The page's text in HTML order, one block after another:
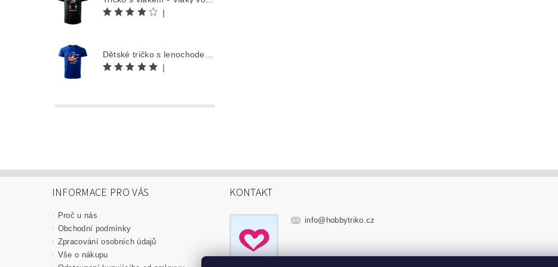
|
|
INFORMACE PRO VÁS
Proč u nás
Obchodní podmínky
Zpracování osobních údajů
Vše o nákupu
KONTAKT
info@ hobbytriko.cz